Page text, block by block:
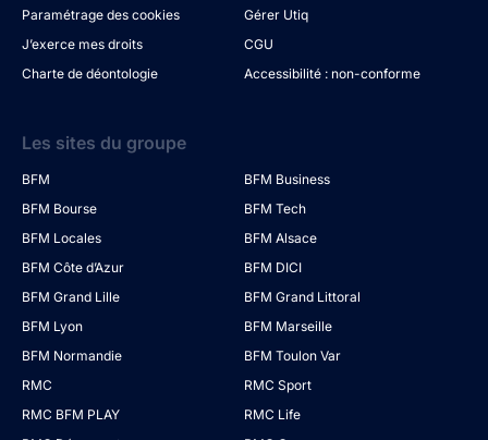
Paramétrage des cookies
Gérer Utiq
J’exerce mes droits
CGU
Charte de déontologie
Accessibilité : non-conforme
Les sites du groupe
BFM
BFM Business
BFM Bourse
BFM Tech
BFM Locales
BFM Alsace
BFM Côte d’Azur
BFM DICI
BFM Grand Lille
BFM Grand Littoral
BFM Lyon
BFM Marseille
BFM Normandie
BFM Toulon Var
RMC
RMC Sport
RMC BFM PLAY
RMC Life